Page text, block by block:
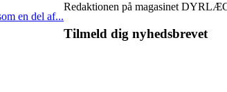
en del af...
Redaktionen på magasinet
Tilmeld dig nyhedsbrevet